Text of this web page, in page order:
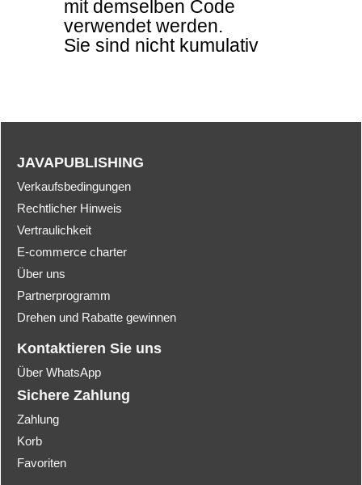
mit demselben Code
verwendet werden.
Sie sind nicht kumulativ
JAVAPUBLISHING
Verkaufsbedingungen
Rechtlicher Hinweis
Vertraulichkeit
E-commerce charter
Über uns
Partnerprogramm
Drehen und Rabatte gewinnen
Kontaktieren Sie uns
Über WhatsApp
Sichere Zahlung
Zahlung
Korb
Favoriten